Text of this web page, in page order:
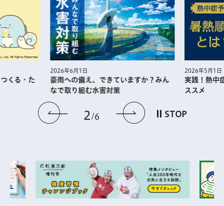
前のスライドを表示
2 6 次のスライドを
STOP
くる・た
2026年6月1日
豪雨への備え、できていますか？みん
なで取り組む水害対策
2026年5月1日
実践！熱中
ススメ